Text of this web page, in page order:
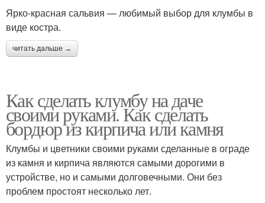
Ярко-красная сальвия — любимый выбор для клумбы в
виде костра.
читать дальше →
Как сделать клумбу на даче
своими руками. Как сделать
бордюр из кирпича или камня
Клумбы и цветники своими руками сделанные в ограде
из камня и кирпича являются самыми дорогими в
устройстве, но и самыми долговечными. Они без
проблем простоят несколько лет.